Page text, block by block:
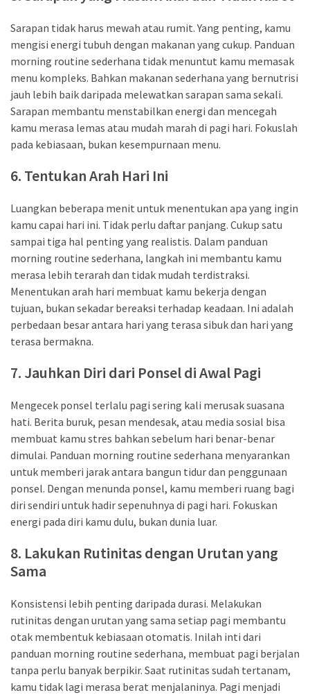
Sarapan tidak harus mewah atau rumit. Yang penting, kamu
mengisi energi tubuh dengan makanan yang cukup. Panduan
morning routine sederhana tidak menuntut kamu memasak
menu kompleks. Bahkan makanan sederhana yang bernutrisi
jauh lebih baik daripada melewatkan sarapan sama sekali.
Sarapan membantu menstabilkan energi dan mencegah
kamu merasa lemas atau mudah marah di pagi hari. Fokuslah
pada kebiasaan, bukan kesempurnaan menu.
6. Tentukan Arah Hari Ini
Luangkan beberapa menit untuk menentukan apa yang ingin
kamu capai hari ini. Tidak perlu daftar panjang. Cukup satu
sampai tiga hal penting yang realistis. Dalam panduan
morning routine sederhana, langkah ini membantu kamu
merasa lebih terarah dan tidak mudah terdistraksi.
Menentukan arah hari membuat kamu bekerja dengan
tujuan, bukan sekadar bereaksi terhadap keadaan. Ini adalah
perbedaan besar antara hari yang terasa sibuk dan hari yang
terasa bermakna.
7. Jauhkan Diri dari Ponsel di Awal Pagi
Mengecek ponsel terlalu pagi sering kali merusak suasana
hati. Berita buruk, pesan mendesak, atau media sosial bisa
membuat kamu stres bahkan sebelum hari benar-benar
dimulai. Panduan morning routine sederhana menyarankan
untuk memberi jarak antara bangun tidur dan penggunaan
ponsel. Dengan menunda ponsel, kamu memberi ruang bagi
diri sendiri untuk hadir sepenuhnya di pagi hari. Fokuskan
energi pada diri kamu dulu, bukan dunia luar.
8. Lakukan Rutinitas dengan Urutan yang
Sama
Konsistensi lebih penting daripada durasi. Melakukan
rutinitas dengan urutan yang sama setiap pagi membantu
otak membentuk kebiasaan otomatis. Inilah inti dari
panduan morning routine sederhana, membuat pagi berjalan
tanpa perlu banyak berpikir. Saat rutinitas sudah tertanam,
kamu tidak lagi merasa berat menjalaninya. Pagi menjadi